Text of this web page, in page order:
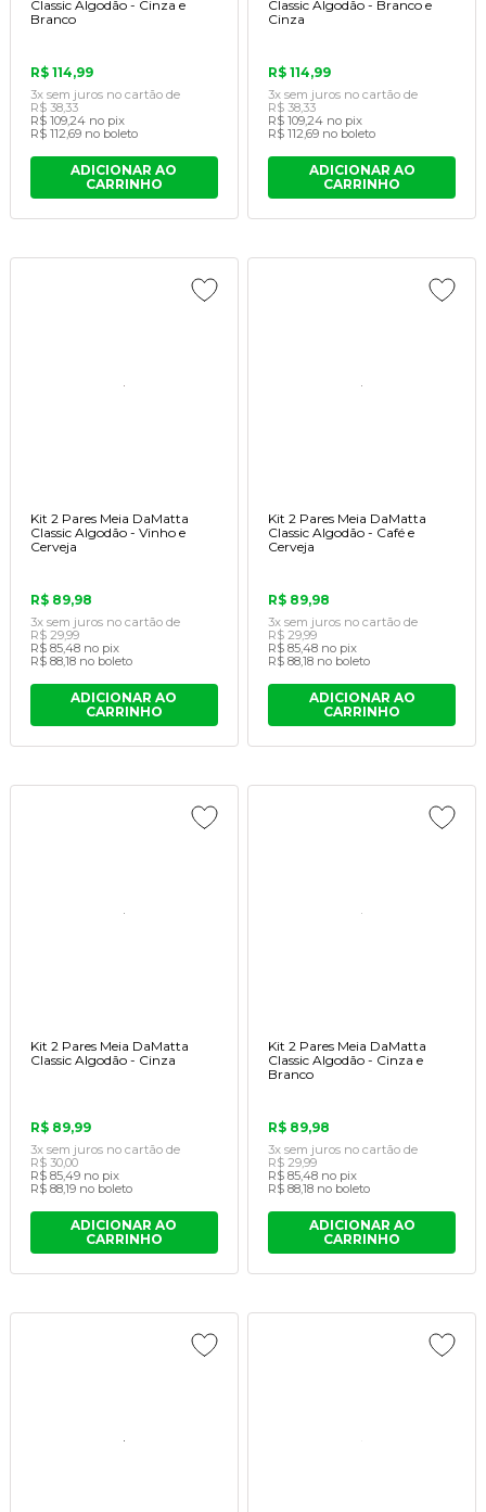
Classic Algodão - Cinza e
Branco
R$ 114,99
3x sem juros no cartãode
R$ 38,33
R$ 109,24 no pix
R$ 112,69 no boleto
ADICIONAR AO
CARRINHO
Classic Algodão - Branco e
Cinza
R$ 114,99
3x sem juros no cartão de
R$ 38,33
R$ 109,24 no pix
R$ 112,69 no boleto
ADICIONAR AO
CARRINHO
Kit 2 Pares Meia DaMatta
Classic Algodão - Vinho e
Cerveja
R$ 89,98
3x sem juros no cartãode
R$ 29,99
R$ 85,48 no pix
R$ 88,18 no boleto
ADICIONAR AO
CARRINHO
Kit 2 Pares Meia DaMatta
Classic Algodão - Café e
Cerveja
R$ 89,98
3x sem juros no cartão de
R$ 29,99
R$ 85,48 no pix
R$ 88,18 no boleto
ADICIONAR AO
CARRINHO
Kit 2 Pares Meia DaMatta
Classic Algodão - Cinza
R$ 89,99
3x sem juros no cartãode
R$ 30,00
R$ 85,49 no pix
R$ 88,19 no boleto
ADICIONAR AO
CARRINHO
Kit 2 Pares Meia DaMatta
Classic Algodão - Cinza e
Branco
R$ 89,98
3x sem juros no cartão de
R$ 29,99
R$ 85,48 no pix
R$ 88,18 no boleto
ADICIONAR AO
CARRINHO